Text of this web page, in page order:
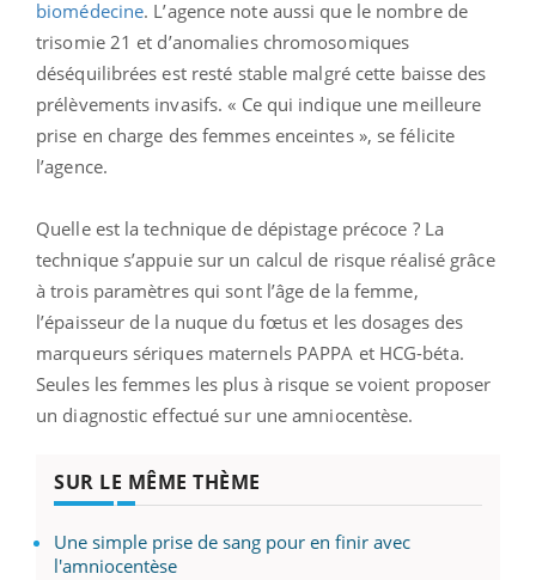
biomédecine. L’agence note aussi que le nombre de
trisomie 21 et d’anomalies chromosomiques
déséquilibrées est resté stable malgré cette baisse des
prélèvements invasifs. « Ce qui indique une meilleure
prise en charge des femmes enceintes », se félicite
l’agence.
Quelle est la technique de dépistage précoce ? La
technique s’appuie sur un calcul de risque réalisé grâce
à trois paramètres qui sont l’âge de la femme,
l’épaisseur de la nuque du fœtus et les dosages des
marqueurs sériques maternels PAPPA et HCG-béta.
Seules les femmes les plus à risque se voient proposer
un diagnostic effectué sur une amniocentèse.
SUR LE MÊME THÈME
Une simple prise de sang pour en finir avec
l'amniocentèse